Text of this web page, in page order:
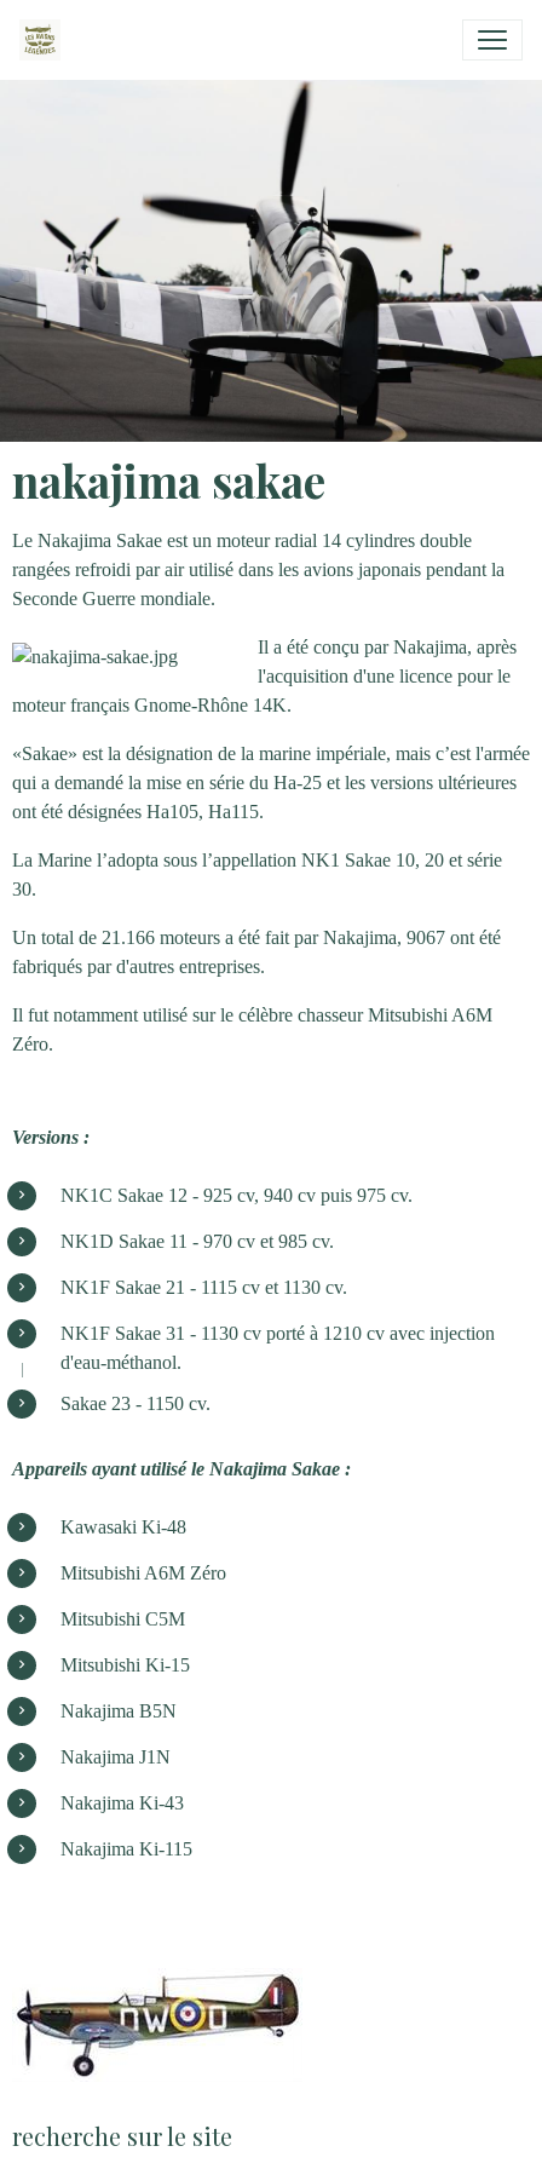
nakajima sakae
Le Nakajima Sakae est un moteur radial 14 cylindres double
rangées refroidi par air utilisé dans les avions japonais pendant la
Seconde Guerre mondiale.
Il a été conçu par Nakajima, après
l'acquisition d'une licence pour le
moteur français Gnome-Rhône 14K.
«Sakae» est la désignation de la marine impériale, mais c’est l'armée
qui a demandé la mise en série du Ha-25 et les versions ultérieures
ont été désignées Ha105, Ha115.
La Marine l’adopta sous l’appellation NK1 Sakae 10, 20 et série
30.
Un total de 21.166 moteurs a été fait par Nakajima, 9067 ont été
fabriqués par d'autres entreprises.
Il fut notamment utilisé sur le célèbre chasseur Mitsubishi A6M
Zéro.
Versions :
NK1C Sakae 12 - 925 cv, 940 cv puis 975 cv.
NK1D Sakae 11 - 970 cv et 985 cv.
NK1F Sakae 21 - 1115 cv et 1130 cv.
NK1F Sakae 31 - 1130 cv porté à 1210 cv avec injection
d'eau-méthanol.
Sakae 23 - 1150 cv.
Appareils ayant utilisé le Nakajima Sakae :
Kawasaki Ki-48
Mitsubishi A6M Zéro
Mitsubishi C5M
Mitsubishi Ki-15
Nakajima B5N
Nakajima J1N
Nakajima Ki-43
Nakajima Ki-115
recherche sur le site